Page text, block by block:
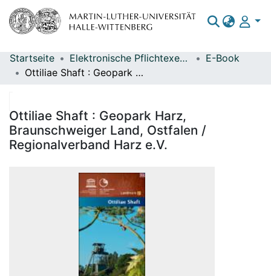
Bereiche & Sammlungen
Statistiken
Startseite Elektronische Pflichtexemplare
E-Book
Ottiliae Shaft : Geopark Harz, Braunschweiger Land, Ostfalen / Regionalverband Harz e.V.
Ottiliae Shaft : Geopark Harz,
Braunschweiger Land, Ostfalen /
Regionalverband Harz e.V.